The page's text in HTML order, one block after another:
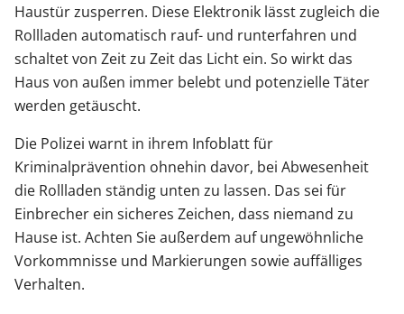
Haustür zusperren. Diese Elektronik lässt zugleich die
Rollladen automatisch rauf- und runterfahren und
schaltet von Zeit zu Zeit das Licht ein. So wirkt das
Haus von außen immer belebt und potenzielle Täter
werden getäuscht.
Die Polizei warnt in ihrem Infoblatt für
Kriminalprävention ohnehin davor, bei Abwesenheit
die Rollladen ständig unten zu lassen. Das sei für
Einbrecher ein sicheres Zeichen, dass niemand zu
Hause ist. Achten Sie außerdem auf ungewöhnliche
Vorkommnisse und Markierungen sowie auffälliges
Verhalten.